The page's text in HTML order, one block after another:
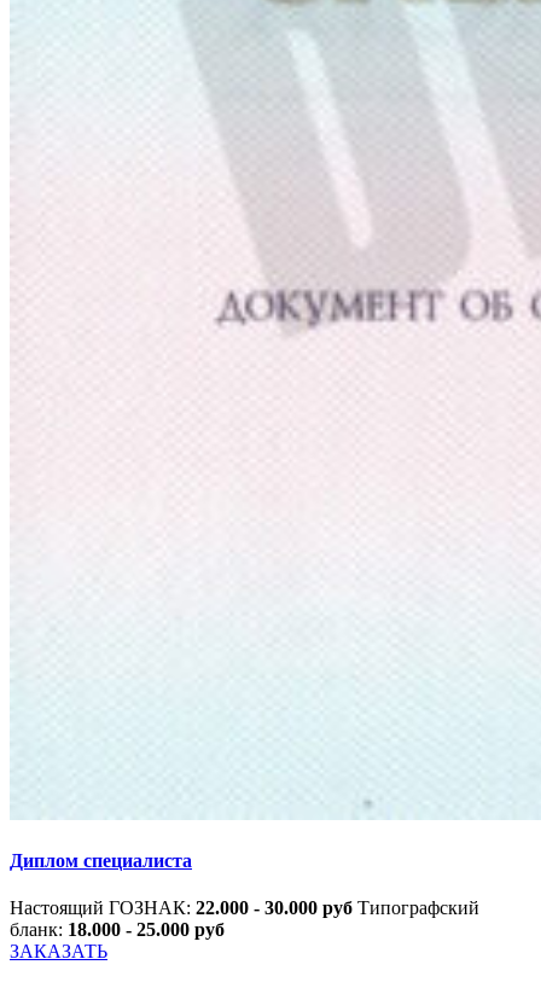
Диплом специалиста
Настоящий ГОЗНАК: 22.000 - 30.000 руб Типографский
бланк: 18.000 - 25.000 руб
ЗАКАЗАТЬ